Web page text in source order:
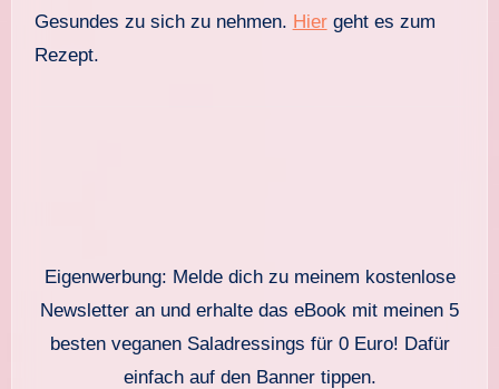
Gesundes zu sich zu nehmen. Hiergeht es zum
Rezept.
Eigenwerbung: Melde dich zu meinem kostenlose
Newsletter an und erhalte das eBook mit meinen 5
besten veganen Saladressings für 0 Euro! Dafür
einfach auf den Banner tippen.